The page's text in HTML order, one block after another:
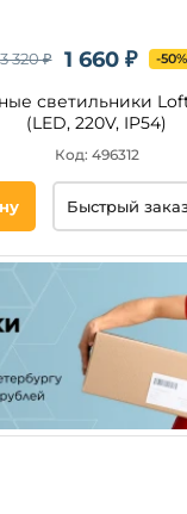
1 660 ₽
3 320 ₽ -50%
светильники Loft
(LED, 220V, IP54)
Код: 496312
Быстрый